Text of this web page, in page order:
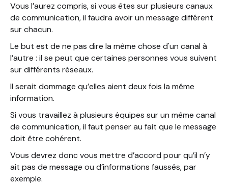
Vous l’aurez compris, si vous êtes sur plusieurs canaux
de communication, il faudra avoir un message différent
sur chacun.
Le but est de ne pas dire la même chose d'un canal à
l’autre : il se peut que certaines personnes vous suivent
sur différents réseaux.
Il serait dommage qu’elles aient deux fois la même
information.
Si vous travaillez à plusieurs équipes sur un même canal
de communication, il faut penser au fait que le message
doit être cohérent.
Vous devrez donc vous mettre d’accord pour qu’il n’y
ait pas de message ou d’informations faussés, par
exemple.